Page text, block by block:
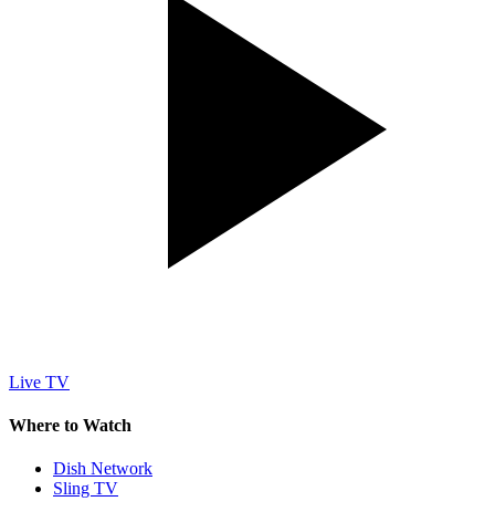
Live TV
Where to Watch
Dish Network
Sling TV